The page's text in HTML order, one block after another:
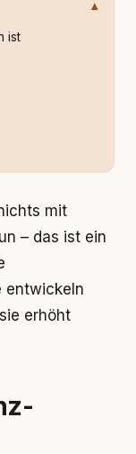
ist
mit
– das ist ein
entwickeln
erhöht